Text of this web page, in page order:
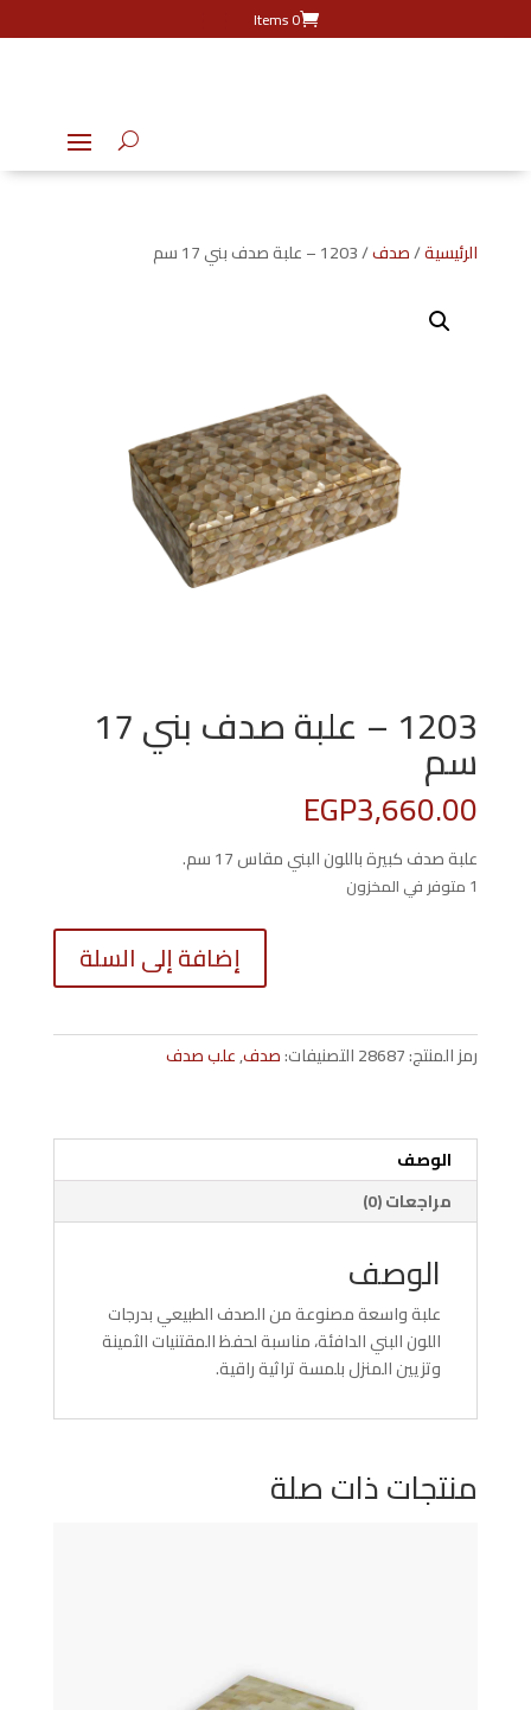
0 Items
الرئيسية/صدف/ 1203 – علبة صدف بني 17 سم
1203 – علبة صدف بني 17
سم
EGP3,660.00
علبة صدف كبيرة باللون البني مقاس 17 سم.
1 متوفر في المخزون
كمية
-
سم
إضافة إلى السلة
رمز المنتج:28687التصنيفات:صدف,علب صدف
الوصف
مراجعات (0)
الوصف
علبة واسعة مصنوعة من الصدف الطبيعي بدرجات
اللون البني الدافئة، مناسبة لحفظ المقتنيات الثمينة
وتزيين المنزل بلمسة تراثية راقية.
منتجات ذات صلة